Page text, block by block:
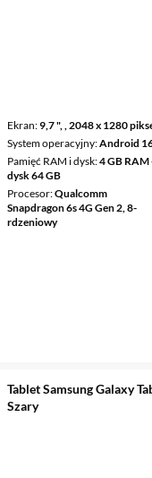
Ekran 9,7 ", , 2048 x 1280
System operacyjny Android
Pamięć RAM i dysk 4 GB RAM
dysk 64 GB
Procesor Qualcomm
Snapdragon 6s 4G Gen 2, 8-
rdzeniowy
Tablet Samsung Galaxy
Szary